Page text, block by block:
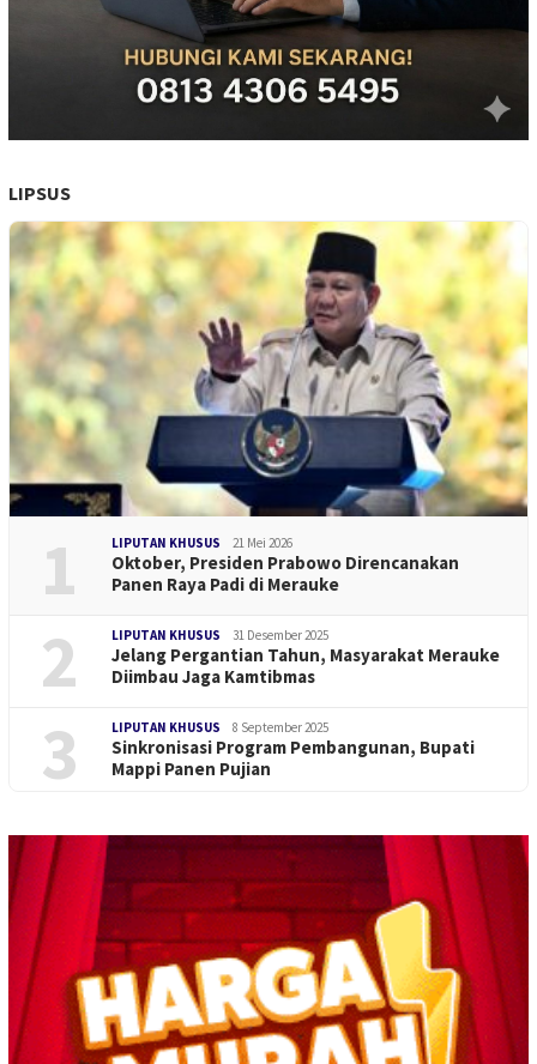
LIPSUS
1 LIPUTAN KHUSUS 21 Mei 2026
Oktober, Presiden Prabowo Direncanakan
Panen Raya Padi di Merauke
2 LIPUTAN KHUSUS 31 Desember 2025
Jelang Pergantian Tahun, Masyarakat Merauke
Diimbau Jaga Kamtibmas
3 LIPUTAN KHUSUS 8 September 2025
Sinkronisasi Program Pembangunan, Bupati
Mappi Panen Pujian